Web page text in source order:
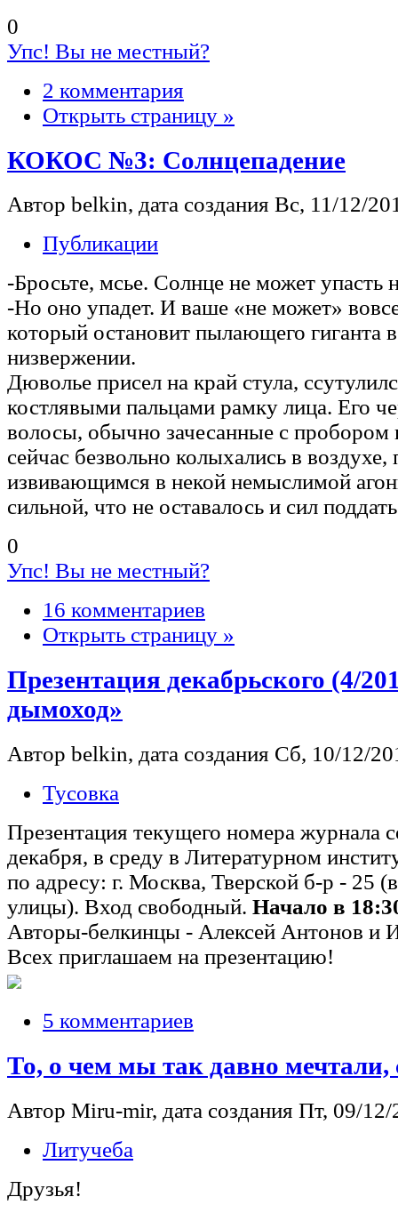
0
Упс! Вы не местный?
2 комментария
Открыть страницу »
КОКОС №3: Солнцепадение
Автор belkin, дата создания Вс, 11/12/
Публикации
-Бросьте, мсье. Солнце не может упасть
-Но оно упадет. И ваше «не может»
который остановит пылающего гиганта
низвержении.
Дюволье присел на край стула,
костлявыми пальцами рамку лица. Его
волосы, обычно зачесанные с пробором
сейчас безвольно колыхались в
извивающимся в некой немыслимой
сильной, что не оставалось и сил
0
Упс! Вы не местный?
16 комментариев
Открыть страницу »
Презентация декабрьского (4/
дымоход»
Автор belkin, дата создания Сб, 10/12/
Тусовка
Презентация текущего номера журнала
декабря, в среду в Литературном
по адресу: г. Москва, Тверской б-р - 25
улицы). Вход свободный. Начало в
Авторы-белкинцы - Алексей Антонов и
Всех приглашаем на презентацию!
5 комментариев
То, о чем мы так давно мечтали,
Автор Miru-mir, дата создания Пт, 09/
Литучеба
Друзья!